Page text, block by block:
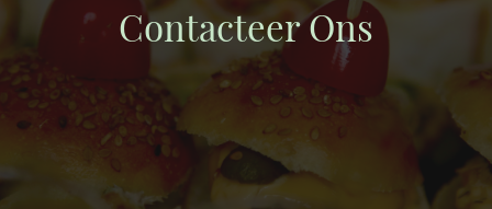
Contacteer Ons